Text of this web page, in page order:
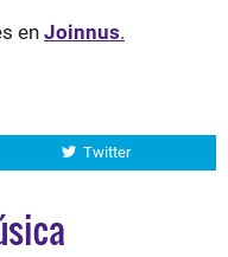
en Joinnus.
Twitter